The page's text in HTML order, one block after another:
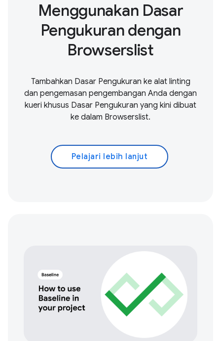
Menggunakan Dasar
Pengukuran dengan
Browserslist
Tambahkan Dasar Pengukuran ke alat linting
dan pengemasan pengembangan Anda dengan
kueri khusus Dasar Pengukuran yang kini dibuat
ke dalam Browserslist.
Pelajari lebih lanjut